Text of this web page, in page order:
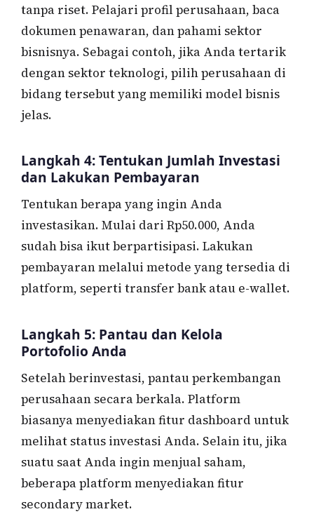
tanpa riset. Pelajari profil perusahaan, baca
dokumen penawaran, dan pahami sektor
bisnisnya. Sebagai contoh, jika Anda tertarik
dengan sektor teknologi, pilih perusahaan di
bidang tersebut yang memiliki model bisnis
jelas.
Langkah 4: Tentukan Jumlah Investasi
dan Lakukan Pembayaran
Tentukan berapa yang ingin Anda
investasikan. Mulai dari Rp50.000, Anda
sudah bisa ikut berpartisipasi. Lakukan
pembayaran melalui metode yang tersedia di
platform, seperti transfer bank atau e-wallet.
Langkah 5: Pantau dan Kelola
Portofolio Anda
Setelah berinvestasi, pantau perkembangan
perusahaan secara berkala. Platform
biasanya menyediakan fitur dashboard untuk
melihat status investasi Anda. Selain itu, jika
suatu saat Anda ingin menjual saham,
beberapa platform menyediakan fitur
secondary market.